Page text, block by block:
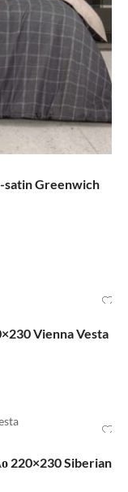
satin Greenwich
Vienna Vesta
220×230 Siberian